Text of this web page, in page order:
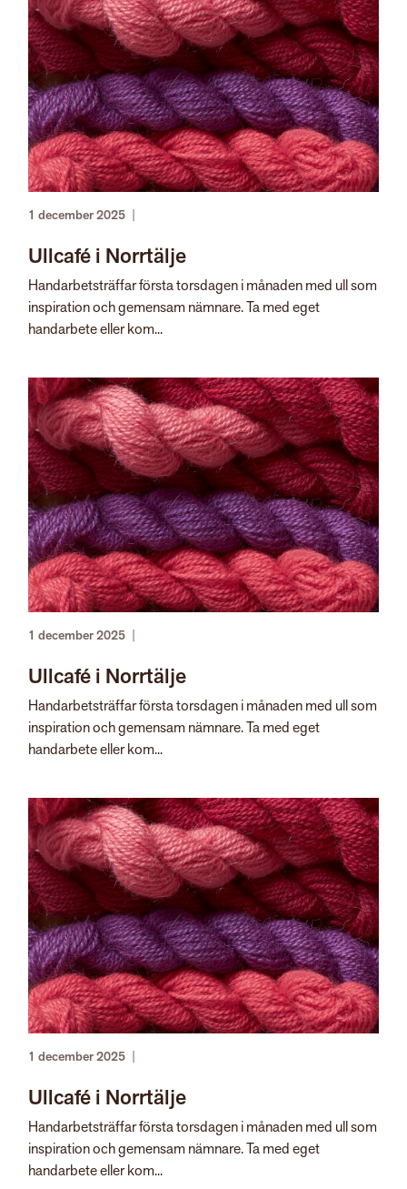
1 december 2025
Ullcafé i Norrtälje
Handarbetsträffar första torsdagen i månaden med ull som
inspiration och gemensam nämnare. Ta med eget
handarbete eller kom...
1 december 2025
Ullcafé i Norrtälje
Handarbetsträffar första torsdagen i månaden med ull som
inspiration och gemensam nämnare. Ta med eget
handarbete eller kom...
1 december 2025 |
Ullcafé i Norrtälje
Handarbetsträffar första torsdagen i månaden med ull som
inspiration och gemensam nämnare. Ta med eget
handarbete eller kom...